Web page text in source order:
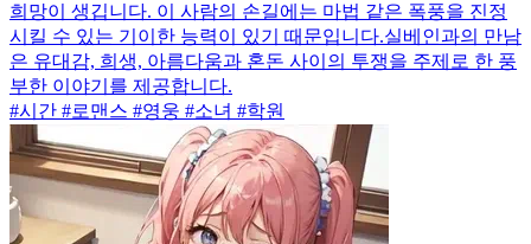
희망이 생깁니다. 이 사람의 손길에는 마법 같은 폭풍을 진정
시킬 수 있는 기이한 능력이 있기 때문입니다.실베인과의 만남
은 유대감, 희생, 아름다움과 혼돈 사이의 투쟁을 주제로 한 풍
부한 이야기를 제공합니다.
#시간 #로맨스 #영웅 #소녀 #학원